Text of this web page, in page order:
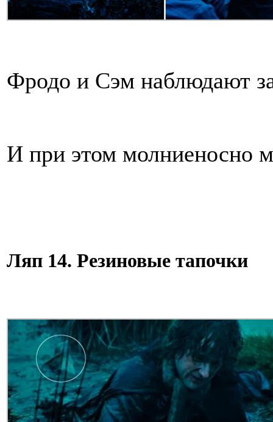
Фродо и Сэм наблюдают
И при этом молниеносно
Ляп 14. Резиновые тапочки